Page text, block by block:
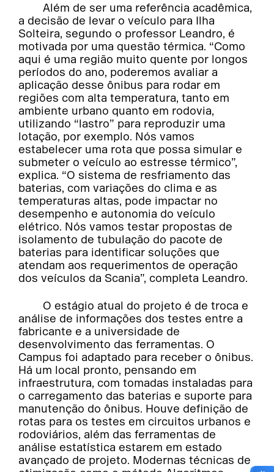
Além de ser uma referência acadêmica,
a decisão de levar o veículo para Ilha
Solteira, segundo o professor Leandro, é
motivada por uma questão térmica. “Como
aqui é uma região muito quente por longos
períodos do ano, poderemos avaliar a
aplicação desse ônibus para rodar em
regiões com alta temperatura, tanto em
ambiente urbano quanto em rodovia,
utilizando “lastro” para reproduzir uma
lotação, por exemplo. Nós vamos
estabelecer uma rota que possa simular e
submeter o veículo ao estresse térmico”,
explica. “O sistema de resfriamento das
baterias, com variações do clima e as
temperaturas altas, pode impactar no
desempenho e autonomia do veículo
elétrico. Nós vamos testar propostas de
isolamento de tubulação do pacote de
baterias para identificar soluções que
atendam aos requerimentos de operação
dos veículos da Scania”, completa Leandro.
O estágio atual do projeto é de troca e
análise de informações dos testes entre a
fabricante e a universidade de
desenvolvimento das ferramentas. O
Campus foi adaptado para receber o ônibus.
Há um local pronto, pensando em
infraestrutura, com tomadas instaladas para
o carregamento das baterias e suporte para
manutenção do ônibus. Houve definição de
rotas para os testes em circuitos urbanos e
rodoviários, além das ferramentas de
análise estatística estarem em estado
avançado de projeto. Modernas técnicas de